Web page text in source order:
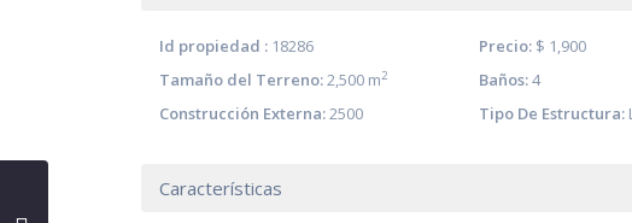
Id propiedad : 18286 Precio: $ 1,900
Tamaño del Terreno:2,500 m2 Baños:4
Construcción Externa:2500 Tipo De Estructura:
Características